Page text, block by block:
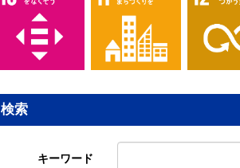
検索
キーワード